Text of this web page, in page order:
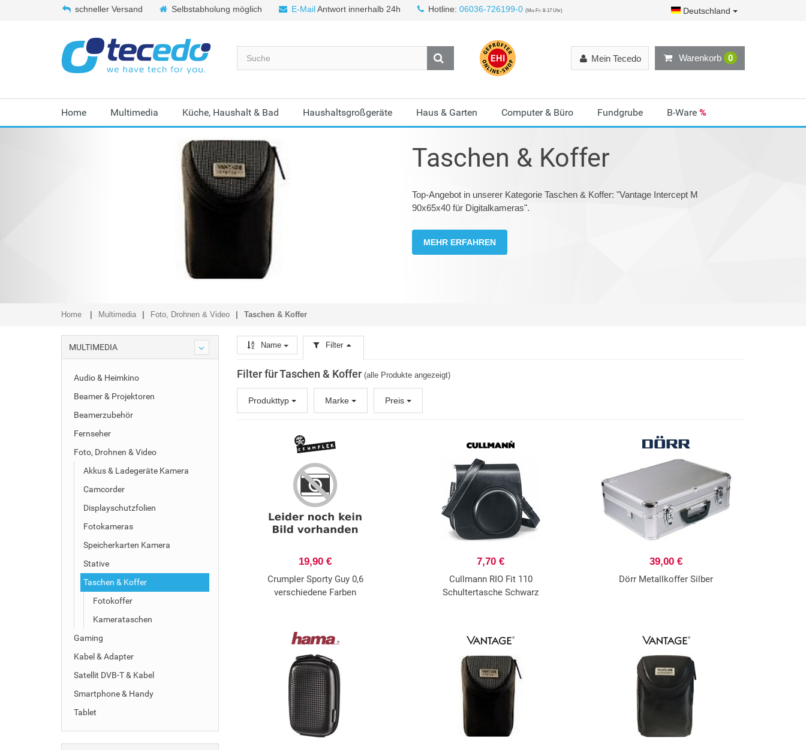
schneller Versand Selbstabholung möglich E-MailAntwort innerhalb 24h Hotline: 06036-726199-0 (Mo-Fr: 8-17 Uhr) Deutschland
Warenkorb 0
Mein Tecedo
Home Multimedia Küche, Haushalt & Bad Haushaltsgroßgeräte Haus & Garten Computer & Büro Fundgrube B-Ware %
Taschen & Koffer
Top-Angebot in unserer Kategorie Taschen & Koffer: "Vantage Intercept M
90x65x40 für Digitalkameras".
MEHR ERFAHREN
Home Multimedia Foto, Drohnen & Video Taschen & Koffer
MULTIMEDIA
Audio & Heimkino
Beamer & Projektoren
Beamerzubehör
Fernseher
Foto, Drohnen & Video
Akkus & Ladegeräte Kamera
Camcorder
Displayschutzfolien
Fotokameras
Speicherkarten Kamera
Stative
Taschen & Koffer
Fotokoffer
Kamerataschen
Gaming
Kabel & Adapter
Satellit DVB-T & Kabel
Smartphone & Handy
Tablet
Name Filter
Filter für Taschen & Koffer (alle Produkte angezeigt)
Produkttyp Marke Preis
19,90 €
Crumpler Sporty Guy 0,6
verschiedene Farben
7,70 €
Cullmann RIO Fit 110
Schultertasche Schwarz
39,00 €
Dörr Metallkoffer Silber